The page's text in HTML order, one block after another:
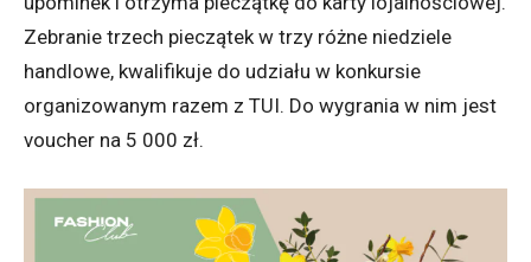
Zebranie trzech pieczątek w trzy różne niedziele
handlowe, kwalifikuje do udziału w konkursie
organizowanym razem z TUI. Do wygrania w nim jest
voucher na 5 000 zł.